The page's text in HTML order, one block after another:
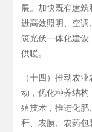
展。加快既有建
进高效照明、空调
筑光伏一体化建设
供暖。
（十四）推动农
动，优化种养结
殖技术，推进化
秆、农膜、农药包